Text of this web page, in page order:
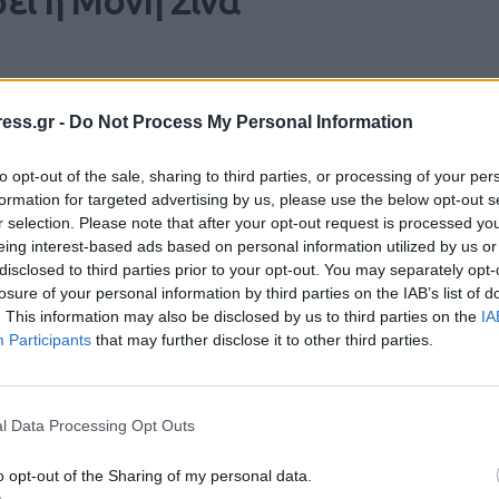
- Do Not Process My Personal Information
opt-out of the sale, sharing to third parties, or processing of your
for targeted advertising by us, please use the below opt-out
selection. Please note that after your opt-out request is processed
interest-based ads based on personal information utilized by us
to third parties prior to your opt-out. You may separately
of your personal information by third parties on the IAB’s list of
This information may also be disclosed by us to third parties on the
Participants that may further disclose it to other third parties.
Data Processing Opt Outs
opt-out of the Sharing of my personal data.
αναθεώρηση του ευρωπαϊκού
βοήθεια προς την Αίγυπτο απευθύνει ο
Φαραντούρης.
κάνει λόγο για «ανησυχητικά νέα από την
οποία ανοίγει ο δρόμος για τη διάλυση του
προκαλεί αποτροπιασμό. Εάν η απόφαση αυτή
μοναχοί θα διωχθούν».